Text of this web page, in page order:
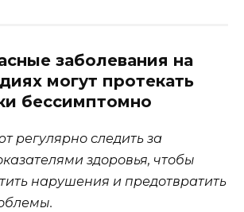
заболевания на
могут протекать
бессимптомно
регулярно следить за
здоровья, чтобы
нарушения и предотвратить